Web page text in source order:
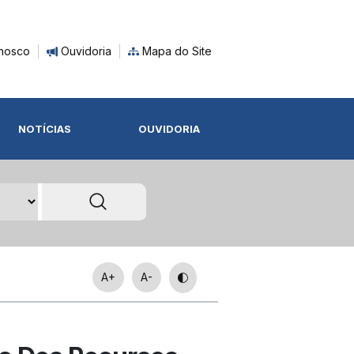
Ouvidoria Mapa do Site
NOTÍCIAS OUVIDORIA
A+ A-